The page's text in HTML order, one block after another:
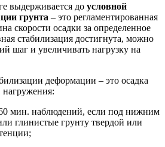
выдерживается до условной
грунта – это регламентированная
скорости осадки за определенное
стабилизация достигнута, можно
шаг и увеличивать нагрузку на
деформации – это осадка
нагружения:
мин. наблюдений, если под нижним
глинистые грунту твердой или